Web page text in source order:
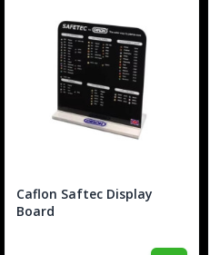
Caflon Saftec Display
Board